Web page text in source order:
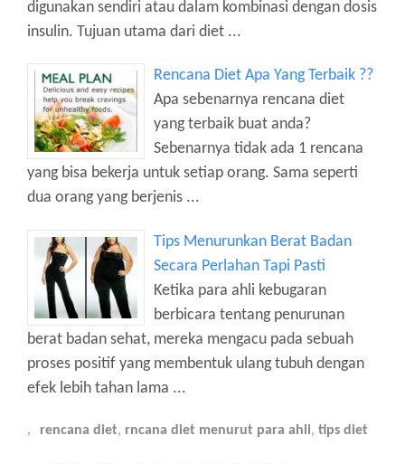
digunakan sendiri atau dalam kombinasi dengan dosis
insulin. Tujuan utama dari diet ...
Rencana Diet Apa Yang Terbaik ??
Apa sebenarnya rencana diet
yang terbaik buat anda?
Sebenarnya tidak ada 1 rencana
yang bisa bekerja untuk setiap orang. Sama seperti
dua orang yang berjenis ...
Tips Menurunkan Berat Badan
Secara Perlahan Tapi Pasti
Ketika para ahli kebugaran
berbicara tentang penurunan
berat badan sehat, mereka mengacu pada sebuah
proses positif yang membentuk ulang tubuh dengan
efek lebih tahan lama ...
rencana diet, rncana diet menurut para ahli, tips diet